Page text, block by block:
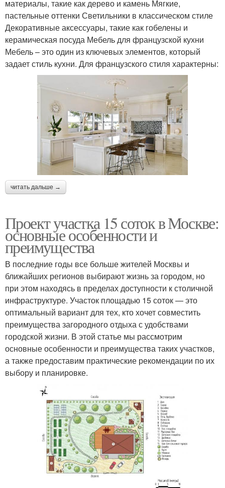
материалы, такие как дерево и камень Мягкие,
пастельные оттенки Светильники в классическом стиле
Декоративные аксессуары, такие как гобелены и
керамическая посуда Мебель для французской кухни
Мебель – это один из ключевых элементов, который
задает стиль кухни. Для французского стиля характерны:
читать дальше →
Проект участка 15 соток в Москве:
основные особенности и
преимущества
В последние годы все больше жителей Москвы и
ближайших регионов выбирают жизнь за городом, но
при этом находясь в пределах доступности к столичной
инфраструктуре. Участок площадью 15 соток — это
оптимальный вариант для тех, кто хочет совместить
преимущества загородного отдыха с удобствами
городской жизни. В этой статье мы рассмотрим
основные особенности и преимущества таких участков,
а также предоставим практические рекомендации по их
выбору и планировке.